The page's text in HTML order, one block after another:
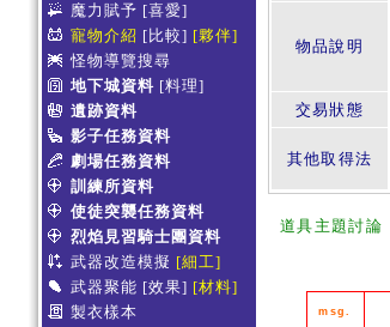
魔力賦予 [喜愛]
寵物介紹 [比較] [夥伴]
怪物導覽搜尋
地下城資料 [料理]
遺跡資料
影子任務資料
劇場任務資料
訓練所資料
使徒突襲任務資料
烈焰見習騎士團資料
武器改造模擬 [細工]
武器聚能 [效果] [材料]
製衣樣本
物品說明
交易狀態
其他取得法
道具主題討論
msg.